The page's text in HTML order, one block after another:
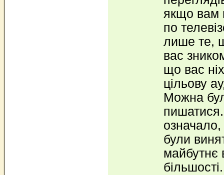
якщо вам
по
лише те,
вас
що вас
цільову
Можна
означало,
були
майбутнє